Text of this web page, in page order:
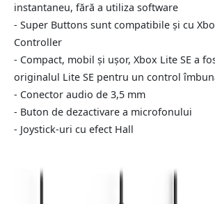
instantaneu, fără a utiliza software
- Super Buttons sunt compatibile și cu
Controller
- Compact, mobil și ușor, Xbox Lite SE a
originalul Lite SE pentru un control
- Conector audio de 3,5 mm
- Buton de dezactivare a microfonului
- Joystick-uri cu efect Hall